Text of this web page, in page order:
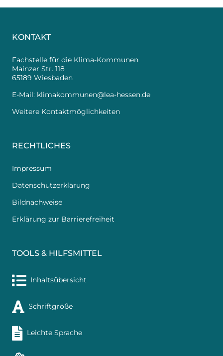
KONTAKT
Fachstelle für die Klima-Kommunen
Mainzer Str. 118
65189 Wiesbaden
E-Mail: klimakommunen@lea-hessen.de
Weitere Kontaktmöglichkeiten
RECHTLICHES
Impressum
Datenschutzerklärung
Bildnachweise
Erklärung zur Barrierefreiheit
TOOLS & HILFSMITTEL
Inhaltsübersicht
Schriftgröße
Leichte Sprache